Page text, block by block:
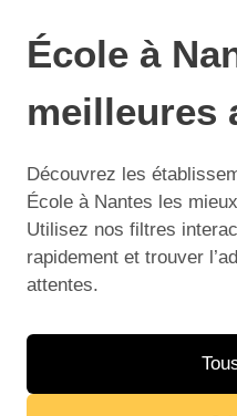
École à
meilleures
Découvrez les
École à Nantes les
Utilisez nos filtres
rapidement et trouver
attentes.